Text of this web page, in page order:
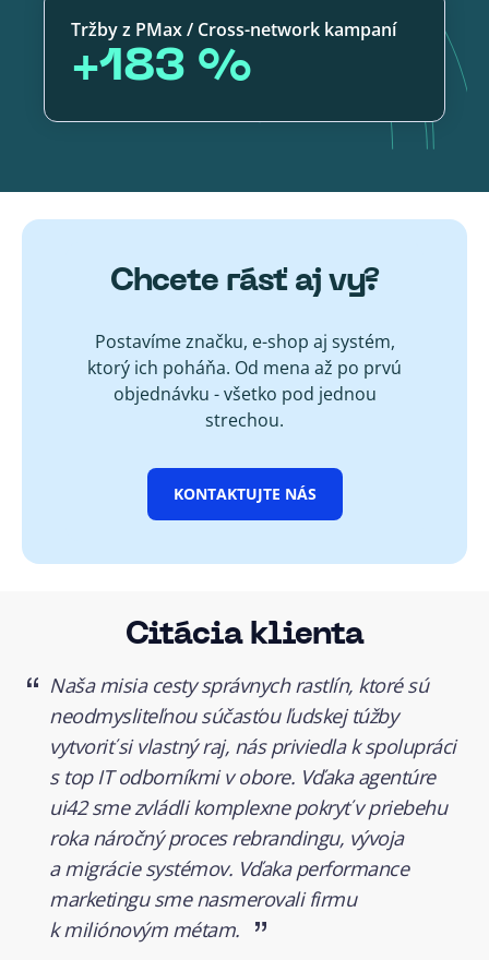
Tržby z PMax / Cross-network kampaní
+183 %
Chcete rásť aj vy?
Postavíme značku, e-shop aj systém,
ktorý ich poháňa. Od mena až po prvú
objednávku - všetko pod jednou
strechou.
KONTAKTUJTE NÁS
Citácia klienta
Naša misia cesty správnych rastlín, ktoré sú
neodmysliteľnou súčasťou ľudskej túžby
vytvoriť si vlastný raj, nás priviedla k spolupráci
s top IT odborníkmi v obore. Vďaka agentúre
ui42 sme zvládli komplexne pokryť v priebehu
roka náročný proces rebrandingu, vývoja
a migrácie systémov. Vďaka performance
marketingu sme nasmerovali firmu
k miliónovým métam.